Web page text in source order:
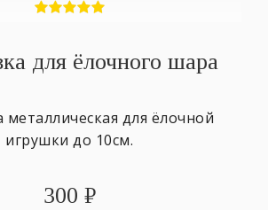
для ёлочного шара
металлическая для ёлочной
игрушки до 10см.
300 ₽